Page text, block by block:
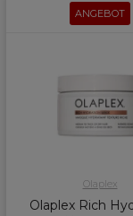
ANGEBOT
Olaplex
Olaplex Rich